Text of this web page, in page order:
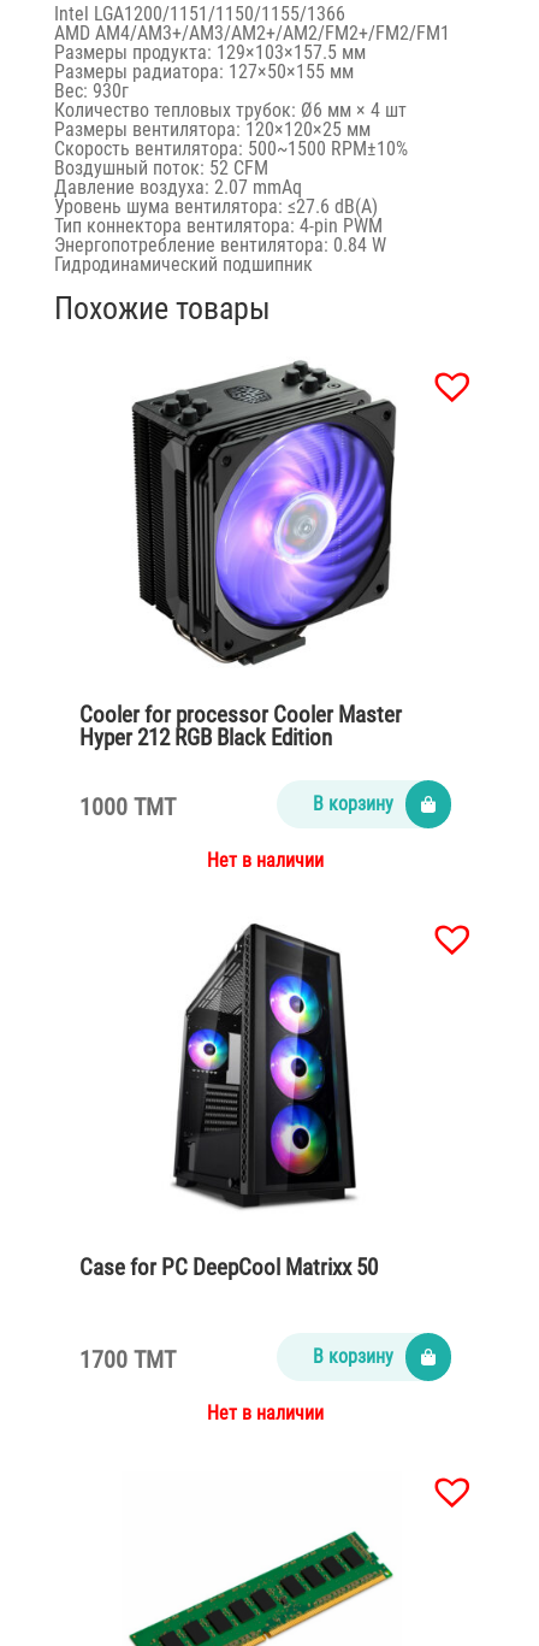
Intel LGA1200/1151/1150/1155/1366
AMD AM4/AM3+/AM3/AM2+/AM2/FM2+/FM2/FM1
Размеры продукта: 129×103×157.5 мм
Размеры радиатора: 127×50×155 мм
Вес: 930г
Количество тепловых трубок: Ø6 мм × 4 шт
Размеры вентилятора: 120×120×25 мм
Скорость вентилятора: 500~1500 RPM±10%
Воздушный поток: 52 CFM
Давление воздуха: 2.07 mmAq
Уровень шума вентилятора: ≤27.6 dB(A)
Тип коннектора вентилятора: 4-pin PWM
Энергопотребление вентилятора: 0.84 W
Гидродинамический подшипник
Похожие товары
Cooler for processor Cooler Master
Hyper 212 RGB Black Edition
1000 TMT В корзину
Нет в наличии
Case for PC DeepCool Matrixx 50
1700 TMT В корзину
Нет в наличии